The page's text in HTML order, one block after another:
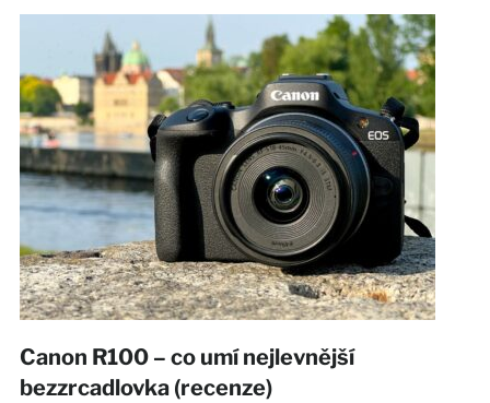
Canon R100 – co umí nejlevnější
bezzrcadlovka (recenze)